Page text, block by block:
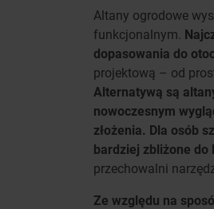
Altany ogrodowe
funkcjonalnym.
dopasowania do
projektową – od
Alternatywą są
nowoczesnym
złożenia. Dla osób
bardziej zbliżone do
przechowalni
Ze względu na